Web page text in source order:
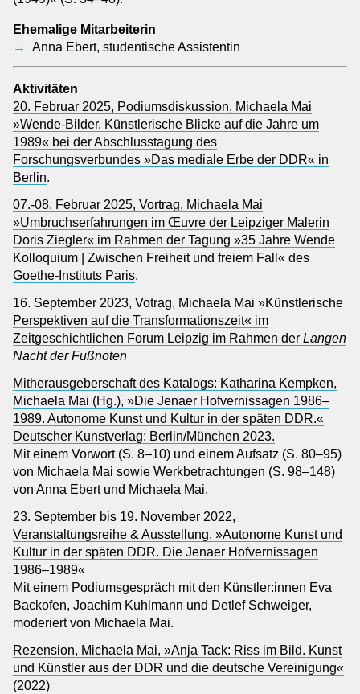
Ehemalige Mitarbeiterin
Anna Ebert, studentische Assistentin
Aktivitäten
20. Februar 2025, Podiumsdiskussion, Michaela Mai
»Wende-Bilder. Künstlerische Blicke auf die Jahre um
1989« bei der Abschlusstagung des
Forschungsverbundes »Das mediale Erbe der DDR« in
Berlin.
07.-08. Februar 2025, Vortrag, Michaela Mai
»Umbruchserfahrungen im Œuvre der Leipziger Malerin
Doris Ziegler« im Rahmen der Tagung »35 Jahre Wende
Kolloquium | Zwischen Freiheit und freiem Fall« des
Goethe-Instituts Paris.
16. September 2023, Votrag, Michaela Mai »Künstlerische
Perspektiven auf die Transformationszeit« im
Zeitgeschichtlichen Forum Leipzig im Rahmen der Langen
Nacht der Fußnoten
Mitherausgeberschaft des Katalogs: Katharina Kempken,
Michaela Mai (Hg.), »Die Jenaer Hofvernissagen 1986–
1989. Autonome Kunst und Kultur in der späten DDR.«
Deutscher Kunstverlag: Berlin/München 2023.
Mit einem Vorwort (S. 8–10) und einem Aufsatz (S. 80–95)
von Michaela Mai sowie Werkbetrachtungen (S. 98–148)
von Anna Ebert und Michaela Mai.
23. September bis 19. November 2022,
Veranstaltungsreihe & Ausstellung, »Autonome Kunst und
Kultur in der späten DDR. Die Jenaer Hofvernissagen
1986–1989«
Mit einem Podiumsgespräch mit den Künstler:innen Eva
Backofen, Joachim Kuhlmann und Detlef Schweiger,
moderiert von Michaela Mai.
Rezension, Michaela Mai, »Anja Tack: Riss im Bild. Kunst
und Künstler aus der DDR und die deutsche Vereinigung«
(2022)